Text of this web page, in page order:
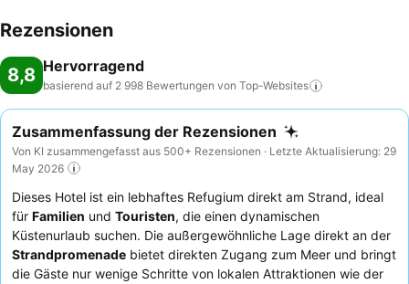
Rezensionen
8,8 Hervorragend
basierend auf 2 998 Bewertungen von Top-Websites
Zusammenfassung der Rezensionen
Von KI zusammengefasst aus 500+ Rezensionen · Letzte Aktualisierung: 29
May 2026
Dieses Hotel ist ein lebhaftes Refugium direkt am Strand, ideal
für Familien und Touristen, die einen dynamischen
Küstenurlaub suchen. Die außergewöhnliche Lage direkt an der
Strandpromenade bietet direkten Zugang zum Meer und bringt
die Gäste nur wenige Schritte von lokalen Attraktionen wie der